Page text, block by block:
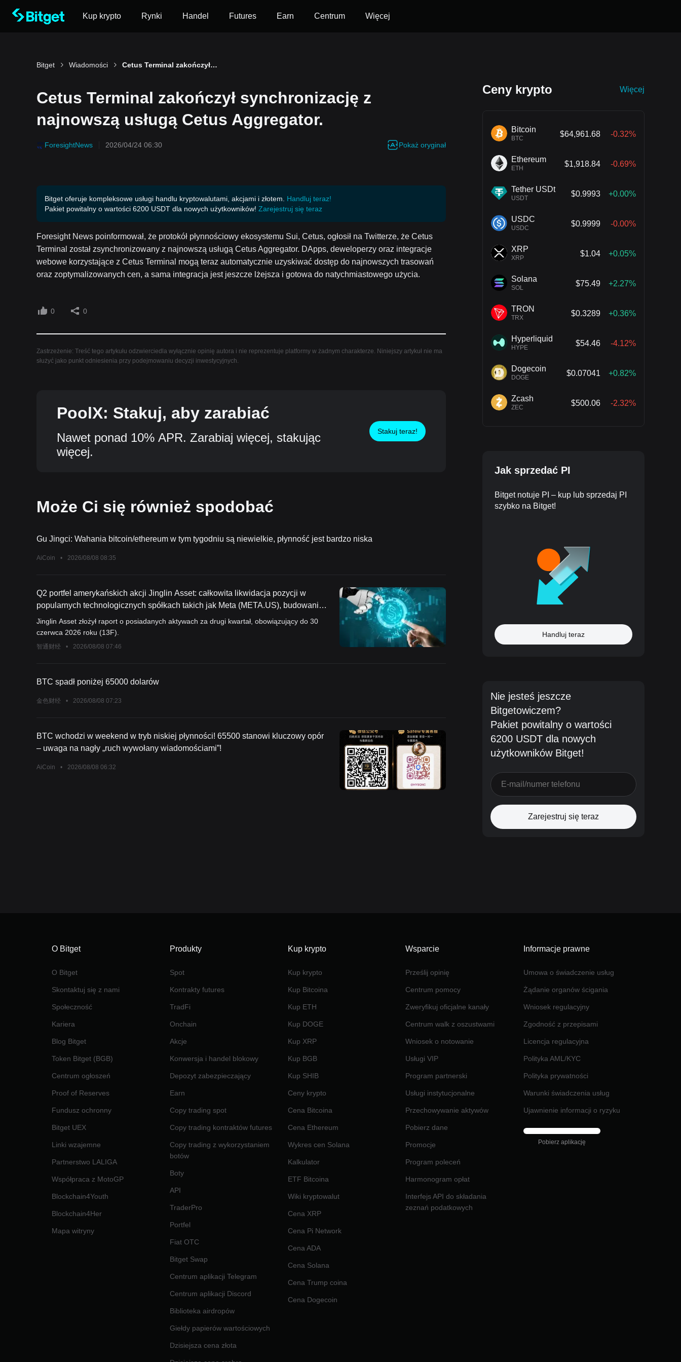
Kup krypto Rynki Handel Futures Earn Centrum Więcej
Bitget Wiadomości Cetus Terminal zakończył synchronizację z najnowszą usługą Cetus Aggregator.
Cetus Terminal zakończył synchronizację z
najnowszą usługą Cetus Aggregator.
ForesightNews 2026/04/24 06:30 Pokaż oryginał
Bitget oferuje kompleksowe usługi handlu kryptowalutami, akcjami i złotem.
Handluj teraz!
Pakiet powitalny o wartości 6200 USDT dla nowych użytkowników! Zarejestruj się teraz
Foresight News poinformował, że protokół płynnościowy ekosystemu Sui, Cetus, ogłosił na Twitterze, że Cetus
Terminal został zsynchronizowany z najnowszą usługą Cetus Aggregator. DApps, deweloperzy oraz integracje
webowe korzystające z Cetus Terminal mogą teraz automatycznie uzyskiwać dostęp do najnowszych trasowań
oraz zoptymalizowanych cen, a sama integracja jest jeszcze lżejsza i gotowa do natychmiastowego użycia.
0 0
Zastrzeżenie: Treść tego artykułu odzwierciedla wyłącznie opinię autora i nie reprezentuje platformy w żadnym charakterze. Niniejszy artykuł nie ma
służyć jako punkt odniesienia przy podejmowaniu decyzji inwestycyjnych.
PoolX: Stakuj, aby zarabiać
Nawet ponad 10% APR. Zarabiaj więcej, stakując
więcej.
Stakuj teraz!
Może Ci się również spodobać
Gu Jingci: Wahania bitcoin/ethereum w tym tygodniu są niewielkie, płynność jest bardzo niska
AiCoin • 2026/08/08 08:35
Q2 portfel amerykańskich akcji Jinglin Asset: całkowita likwidacja pozycji w
popularnych technologicznych spółkach takich jak Meta (META.US), budowanie
nowych pozycji w firmach z branży AI i mocy obliczeniowej, takich jak ASML
(ASML.US).
Jinglin Asset złożył raport o posiadanych aktywach za drugi kwartał, obowiązujący do 30
czerwca 2026 roku (13F).
智通财经 • 2026/08/08 07:46
BTC spadł poniżej 65000 dolarów
金色财经 • 2026/08/08 07:23
BTC wchodzi w weekend w tryb niskiej płynności! 65500 stanowi kluczowy opór
– uwaga na nagły „ruch wywołany wiadomościami”!
AiCoin • 2026/08/08 06:32
Ceny krypto Więcej
Bitcoin
BTC
$64,961.68 -0.32%
Ethereum
ETH
$1,918.84 -0.69%
Tether USDt
USDT
$0.9993 +0.00%
USDC
USDC
$0.9999 -0.00%
XRP
XRP
$1.04 +0.05%
Solana
SOL
$75.49 +2.27%
TRON
TRX
$0.3289 +0.36%
Hyperliquid
HYPE
$54.46 -4.12%
Dogecoin
DOGE
$0.07041 +0.82%
Zcash
ZEC
$500.06 -2.32%
Jak sprzedać PI
Bitget notuje PI – kup lub sprzedaj PI
szybko na Bitget!
Handluj teraz
Nie jesteś jeszcze
Bitgetowiczem?
Pakiet powitalny o wartości
6200 USDT dla nowych
użytkowników Bitget!
Zarejestruj się teraz
O Bitget
O Bitget
Skontaktuj się z nami
Społeczność
Kariera
Blog Bitget
Token Bitget (BGB)
Centrum ogłoszeń
Proof of Reserves
Fundusz ochronny
Bitget UEX
Linki wzajemne
Partnerstwo LALIGA
Współpraca z MotoGP
Blockchain4Youth
Blockchain4Her
Mapa witryny
Produkty
Spot
Kontrakty futures
TradFi
Onchain
Akcje
Konwersja i handel blokowy
Depozyt zabezpieczający
Earn
Copy trading spot
Copy trading kontraktów futures
Copy trading z wykorzystaniem
botów
Boty
API
TraderPro
Portfel
Fiat OTC
Bitget Swap
Centrum aplikacji Telegram
Centrum aplikacji Discord
Biblioteka airdropów
Giełdy papierów wartościowych
Dzisiejsza cena złota
Kup krypto
Kup krypto
Kup Bitcoina
Kup ETH
Kup DOGE
Kup XRP
Kup BGB
Kup SHIB
Ceny krypto
Cena Bitcoina
Cena Ethereum
Wykres cen Solana
Kalkulator
ETF Bitcoina
Wiki kryptowalut
Cena XRP
Cena Pi Network
Cena ADA
Cena Solana
Cena Trump coina
Cena Dogecoin
Wsparcie
Prześlij opinię
Centrum pomocy
Zweryfikuj oficjalne kanały
Centrum walk z oszustwami
Wniosek o notowanie
Usługi VIP
Program partnerski
Usługi instytucjonalne
Przechowywanie aktywów
Pobierz dane
Promocje
Program poleceń
Harmonogram opłat
Interfejs API do składania
zeznań podatkowych
Informacje prawne
Umowa o świadczenie usług
Żądanie organów ścigania
Wniosek regulacyjny
Zgodność z przepisami
Licencja regulacyjna
Polityka AML/KYC
Polityka prywatności
Warunki świadczenia usług
Ujawnienie informacji o ryzyku
Pobierz aplikację